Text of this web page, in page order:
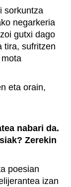
sorkuntza
negarkeria
gutxi dago
tira, sufritzen
eta orain,
nabari da.
Zerekin
poesian
izan